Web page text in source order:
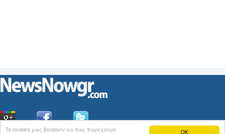
OK
Ta cookies μας βοηθούν να σας παρέχουμε